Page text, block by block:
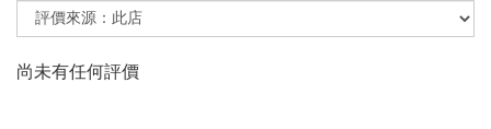
尚未有任何評價